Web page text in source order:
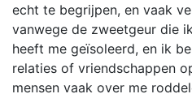
echt te begrijpen, en vaak
vanwege de zweetgeur die
heeft me geïsoleerd, en ik
relaties of vriendschappen
mensen vaak over me